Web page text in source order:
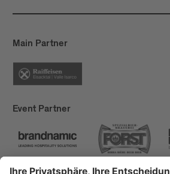
Main Partner
Event Partner